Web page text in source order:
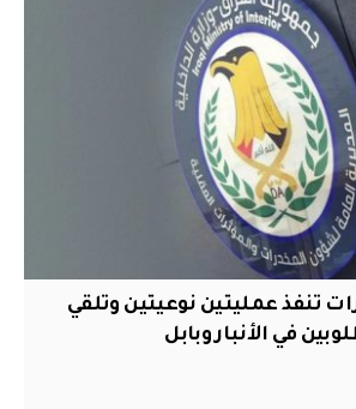
تنفذ عمليتين نوعيتين وتلقي
في الأنبار وبابل